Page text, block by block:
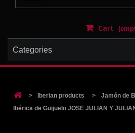
Cart
Categories
> Iberian products >
Jamón de
Ibérica de Guijuelo JOSE JULIAN Y